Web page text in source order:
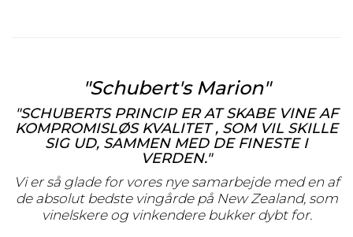
"Schubert's Marion"
"SCHUBERTS PRINCIP ER AT SKABE VINEAF
KOMPROMISLØS KVALITET, SOM VIL SKILLE
SIG UD, SAMMEN MED DE FINESTE I
VERDEN."
Vi er så glade for vores nye samarbejde med en af
de absolut bedste vingårde på New Zealand, som
vinelskere og vinkendere bukker dybt for.